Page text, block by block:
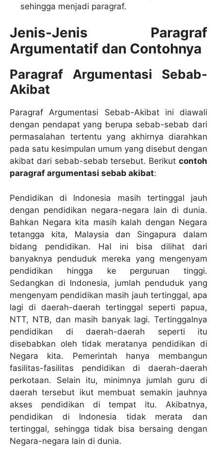
sehingga menjadi paragraf.
Jenis-Jenis Paragraf
Argumentatif dan Contohnya
Paragraf Argumentasi Sebab-
Akibat
Paragraf Argumentasi Sebab-Akibat ini diawali
dengan pendapat yang berupa sebab-sebab dari
permasalahan tertentu yang akhirnya diarahkan
pada satu kesimpulan umum yang disebut dengan
akibat dari sebab-sebab tersebut. Berikut contoh
paragraf argumentasi sebab akibat:
Pendidikan di Indonesia masih tertinggal jauh
dengan pendidikan negara-negara lain di dunia.
Bahkan Negara kita masih kalah dengan Negara
tetangga kita, Malaysia dan Singapura dalam
bidang pendidikan. Hal ini bisa dilihat dari
banyaknya penduduk mereka yang mengenyam
pendidikan hingga ke perguruan tinggi.
Sedangkan di Indonesia, jumlah penduduk yang
mengenyam pendidikan masih jauh tertinggal, apa
lagi di daerah-daerah tertinggal seperti papua,
NTT, NTB, dan masih banyak lagi. Tertinggalnya
pendidikan di daerah-daerah seperti itu
disebabkan oleh tidak meratanya pendidikan di
Negara kita. Pemerintah hanya membangun
fasilitas-fasilitas pendidikan di daerah-daerah
perkotaan. Selain itu, minimnya jumlah guru di
daerah tersebut ikut membuat semakin jauhnya
akses pendidikan di tempat itu. Akibatnya,
pendidikan di Indonesia tidak merata dan
tertinggal, sehingga tidak bisa bersaing dengan
Negara-negara lain di dunia.